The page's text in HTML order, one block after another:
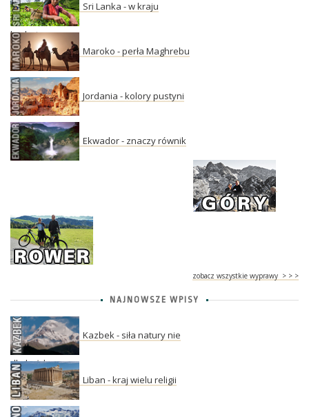
Sri Lanka - w kraju
herbaty
Maroko - perła Maghrebu
Jordania - kolory pustyni
Ekwador - znaczy równik
zobacz wszystkie wyprawy > > >
NAJNOWSZE WPISY
Kazbek - siła natury nie
dla każdego
Liban - kraj wielu religii